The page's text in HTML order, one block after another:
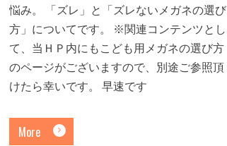
悩み。 「ズレ」と「ズレないメガネの選び
方」についてです。 ※関連コンテンツとし
て、当ＨＰ内にもこども用メガネの選び方
のページがございますので、別途ご参照頂
けたら幸いです。 早速です
More